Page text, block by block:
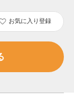
お気に入り登録